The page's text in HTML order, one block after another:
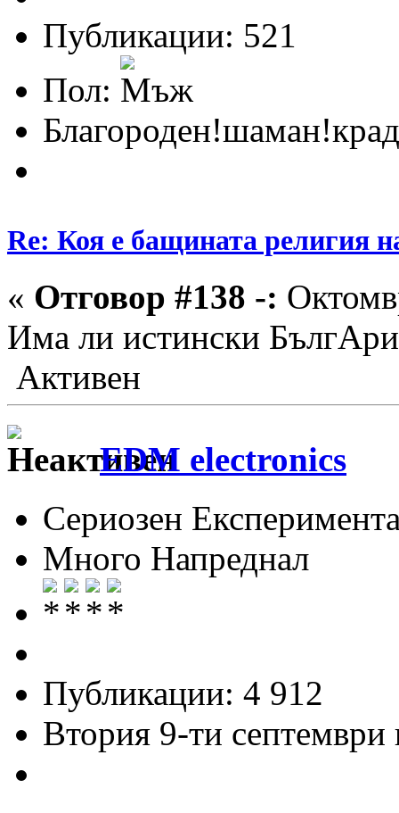
Публикации: 521
Пол:
Re: Коя е бащината религия
« Отговор #138 -:
Има ли истински
Активен
EDM electronics
Сериозен
Много Напреднал
Публикации: 4 912
Втория 9-ти